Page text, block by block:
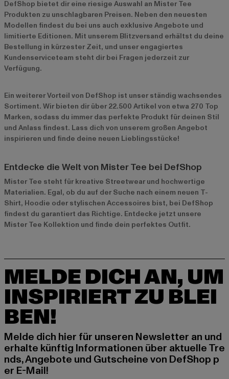
DefShop bietet dir eine riesige Auswahl an Mister Tee
Produkten zu unschlagbaren Preisen. Neben den neuesten
Modellen findest du bei uns auch exklusive Angebote und
limitierte Editionen. Mit unserem Blitzversand erhältst du deine
Bestellung in kürzester Zeit, und unser engagiertes
Kundenserviceteam steht dir bei Fragen jederzeit zur
Verfügung.
Ein weiterer Vorteil von DefShop ist unser ständig wachsendes
Sortiment. Wir bieten dir über 22.500 Artikel von etwa 270 Top
Marken, sodass du immer das perfekte Produkt für deinen Stil
und Anlass findest. Lass dich von unserem großen Angebot
inspirieren und finde deine neuen Lieblingsstücke!
Entdecke die Welt von Mister Tee bei DefShop
Mister Tee steht für kreative Streetwear und hochwertige
Materialien. Egal, ob du auf der Suche nach einem neuen T-
Shirt, Hoodie oder stylischen Accessoires bist, bei DefShop
findest du garantiert das Richtige. Entdecke jetzt unsere
Mister Tee Kollektion und finde dein perfektes Outfit.
MELDE DICH AN, UM
INSPIRIERT ZU BLEI
BEN!
Melde dich hier für unseren Newsletter an und
erhalte künftig Informationen über aktuelle Tre
nds, Angebote und Gutscheine von DefShop p
er E-Mail!